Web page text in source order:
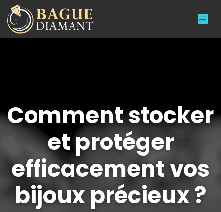
Comment stocker
et protéger
efficacement vos
bijoux précieux ?